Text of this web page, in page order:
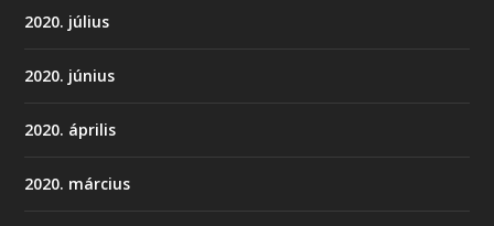
2020. július
2020. június
2020. április
2020. március